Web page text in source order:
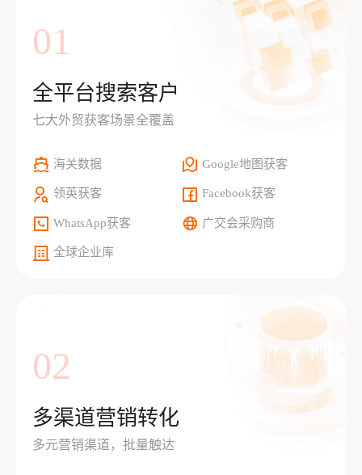
01
全平台搜索客户
七大外贸获客场景全覆盖
海关数据 Google地图获客
领英获客 Facebook获客
WhatsApp获客 广交会采购商
全球企业库
02
多渠道营销转化
多元营销渠道，批量触达